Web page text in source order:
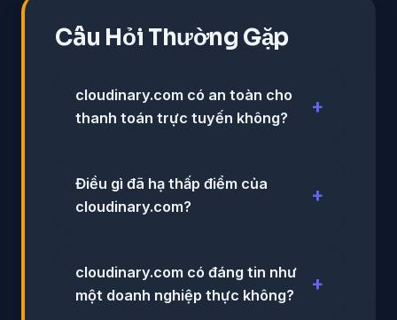
Câu Hỏi Thường Gặp
cloudinary.com có an toàn cho
thanh toán trực tuyến không?
Điều gì đã hạ thấp điểm của
cloudinary.com?
cloudinary.com có đáng tin như
một doanh nghiệp thực không?